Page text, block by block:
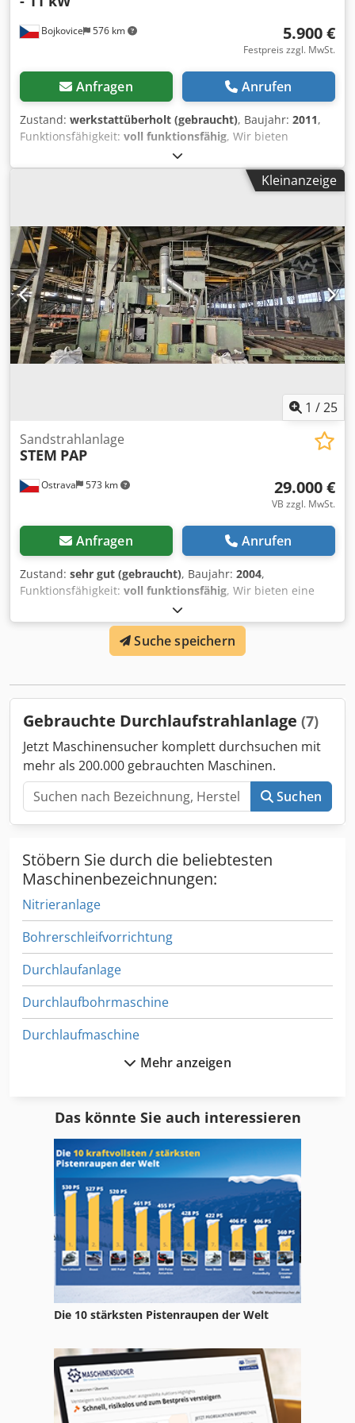
Bojkovice 576 km 5.900 €
Festpreis zzgl. MwSt.
Anfragen Anrufen
Zustand: werkstattüberholt (gebraucht), Baujahr: 2011,
Funktionsfähigkeit: voll funktionsfähig, Wir bieten
generalüberholte Turbinen aus einer
Durchlaufstrahlanlage – Rösler RRB 22/5-L. Turbinentyp –
Hurricane H42. Die Turbinen wurden mit originalen
Strahlanlagen. Dsdpfx Asyy Rybsivjck
Kleinanzeige
1 /25
Ostrava 573 km
Sandstrahlanlage
STEM PAP
29.000 €
VB zzgl. MwSt.
Anfragen Anrufen
Zustand: sehr gut (gebraucht), Baujahr: 2004,
Funktionsfähigkeit: voll funktionsfähig, Wir bieten eine
Durchlaufstrahlanlage - STEM PAP22x4/4W1EM, Baujahr
2004, an. Dcodpfjyr H N Iox Aivek
Suche speichern
Gebrauchte Durchlaufstrahlanlage (7)
Jetzt Maschinensucher komplett durchsuchen mit
mehr als 200.000 gebrauchten Maschinen.
Suchen
Stöbern Sie durch die beliebtesten
Maschinenbezeichnungen:
Nitrieranlage
Bohrerschleifvorrichtung
Durchlaufanlage
Durchlaufbohrmaschine
Durchlaufmaschine
Durchlaufmischer
Durchlaufschleifmaschine
Durchlaufwaschanlage
Entlackungsanlage
Flanschenbohrmaschine
Kugelstrahlanlage
Kugelstrahlmaschine
Mehr anzeigen
Das könnte Sie auch interessieren
Die 10 stärksten Pistenraupen der Welt